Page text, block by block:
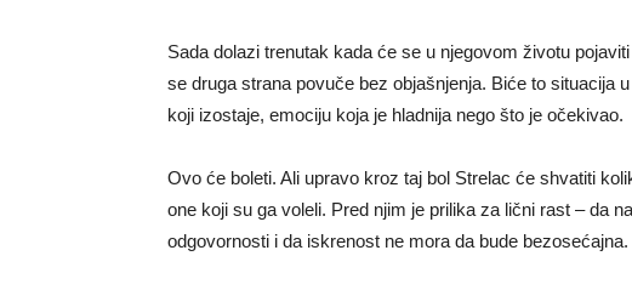
Sada dolazi trenutak kada će se u njegovom životu
se druga strana povuče bez objašnjenja. Biće to situacija
koji izostaje, emociju koja je hladnija nego što je očekivao.
Ovo će boleti. Ali upravo kroz taj bol Strelac će shvatiti
one koji su ga voleli. Pred njim je prilika za lični rast – da
odgovornosti i da iskrenost ne mora da bude bezosećajna.